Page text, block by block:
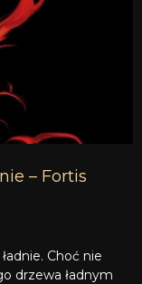
– Fortis
Choć nie
drzewa ładnym